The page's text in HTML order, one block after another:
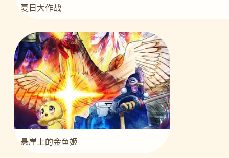
夏日大作战
悬崖上的金鱼姬